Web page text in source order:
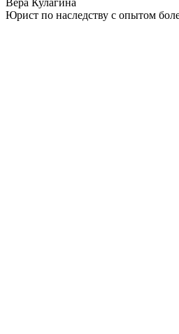
Вера Кулагина
Юрист по наследству с опытом